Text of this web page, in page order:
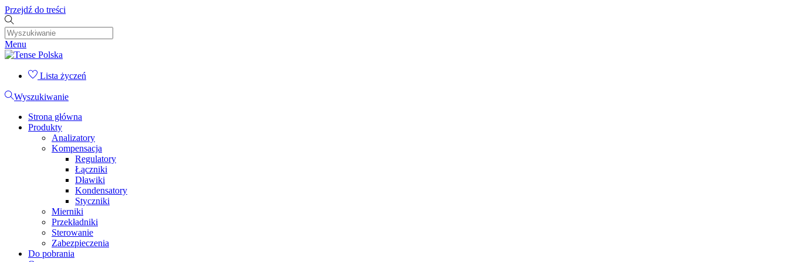
Przejdź do treści
Menu
Lista życzeń
Wyszukiwanie
Strona główna
Produkty
Analizatory
Kompensacja
Regulatory
Łączniki
Dławiki
Kondensatory
Styczniki
Mierniki
Przekładniki
Sterowanie
Zabezpieczenia
Do pobrania